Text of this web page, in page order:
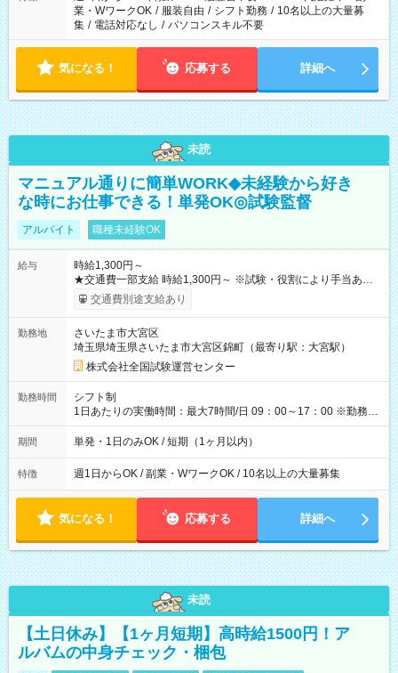
業・WワークOK / 服装自由 / シフト勤務 / 10名以上の大量募
集 / 電話対応なし / パソコンスキル不要
気になる！ 応募する 詳細へ
未読
マニュアル通りに簡単WORK◆未経験から好き
な時にお仕事できる！単発OK◎試験監督
アルバイト 職種未経験OK
給与
時給1,300円～
★交通費一部支給 時給1,300円～ ※試験・役割により手当あり
※勤務回数により昇給あり 【即給（前払い）オプションあ
り！】 希望される場合、勤務から1週間ほどで給与の一部を受け
例】 ・河合塾模擬試験 8:30～17:30（休憩1時間） 時給1,300円
×8時間＝日収10,400円＋交通費 ※当日の役割により時給＋100
円の場合あり ・国家試験 7:00～13:30（休憩なし） 時給1,300
円（役割手当＋100円）×6時間＝日収8,400円＋交通費 【試用期
間】試用期間なし
交通費別途支給あり
勤務地
さいたま市大宮区
埼玉県埼玉県さいたま市大宮区錦町（最寄り駅：大宮駅）
株式会社全国試験運営センター
勤務時間
シフト制
1日あたりの実働時間：最大7時間/日 09：00～17：00 ※勤務時
間は 試験により異なります。
期間 単発・1日のみOK / 短期（1ヶ月以内）
特徴 週1日からOK / 副業・WワークOK / 10名以上の大量募集
気になる！ 応募する 詳細へ
未読
【土日休み】【1ヶ月短期】高時給1500円！ア
ルバムの中身チェック・梱包